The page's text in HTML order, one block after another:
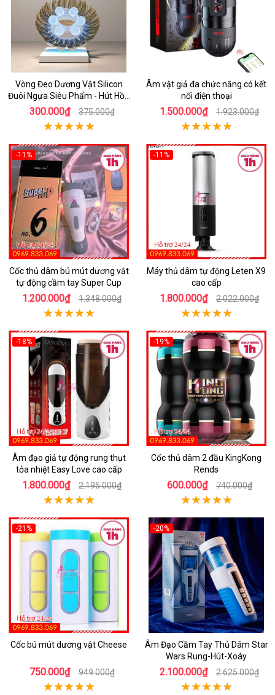
Vòng Đeo Dương Vật Silicon
Đuôi Ngựa Siêu Phẩm - Hút Hồn
Đối Tác
300.000₫ 375.000₫
Âm vật giả đa chức năng có kết
nối điện thoại
1.500.000₫ 1.923.000₫
-11%
Cốc thủ dâm bú mút dương vật
tự động cầm tay Super Cup
1.200.000₫ 1.348.000₫
-11%
Máy thủ dâm tự động Leten X9
cao cấp
1.800.000₫ 2.022.000₫
-18%
Âm đạo giả tự động rung thụt
tỏa nhiệt Easy Love cao cấp
1.800.000₫ 2.195.000₫
-19%
Cốc thủ dâm 2 đầu KingKong
Rends
600.000₫ 740.000₫
-21%
Cốc bú mút dương vật Cheese
750.000₫ 949.000₫
-20%
Âm Đạo Cầm Tay Thủ Dâm Star
Wars Rung-Hút-Xoáy
2.100.000₫ 2.625.000₫